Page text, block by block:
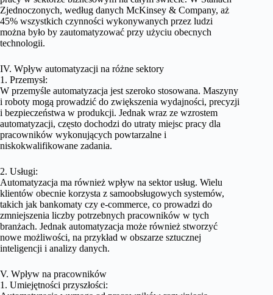
Zjednoczonych, według danych McKinsey & Company, aż
45% wszystkich czynności wykonywanych przez ludzi
można było by zautomatyzować przy użyciu obecnych
technologii.
IV. Wpływ automatyzacji na różne sektory
1. Przemysł:
W przemyśle automatyzacja jest szeroko stosowana. Maszyny
i roboty mogą prowadzić do zwiększenia wydajności, precyzji
i bezpieczeństwa w produkcji. Jednak wraz ze wzrostem
automatyzacji, często dochodzi do utraty miejsc pracy dla
pracowników wykonujących powtarzalne i
niskokwalifikowane zadania.
2. Usługi:
Automatyzacja ma również wpływ na sektor usług. Wielu
klientów obecnie korzysta z samoobsługowych systemów,
takich jak bankomaty czy e-commerce, co prowadzi do
zmniejszenia liczby potrzebnych pracowników w tych
branżach. Jednak automatyzacja może również stworzyć
nowe możliwości, na przykład w obszarze sztucznej
inteligencji i analizy danych.
V. Wpływ na pracowników
1. Umiejętności przyszłości: